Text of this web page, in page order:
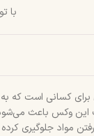
با
برای کسانی است که
وکس باعث می‌شود
مواد جلوگیری